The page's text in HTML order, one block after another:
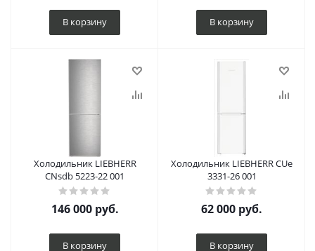
В корзину В корзину
Холодильник LIEBHERR
CNsdb 5223-22 001
146 000руб.
В корзину
Холодильник LIEBHERR CUe
3331-26 001
62 000 руб.
В корзину